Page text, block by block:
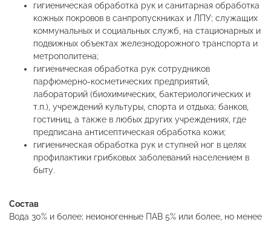
гигиеническая обработка рук и санитарная обработка
кожных покровов в санпропускниках и ЛПУ; служащих
коммунальных и социальных служб, на стационарных и
подвижных объектах железнодорожного транспорта и
метрополитена;
гигиеническая обработка рук сотрудников
парфюмерно-косметических предприятий,
лабораторий (биохимических, бактериологических и
т.п.), учреждений культуры, спорта и отдыха; банков,
гостиниц, а также в любых других учреждениях, где
предписана антисептическая обработка кожи;
гигиеническая обработка рук и ступней ног в целях
профилактики грибковых заболеваний населением в
быту.
Состав
Вода 30% и более; неионогенные ПАВ 5% или более, но менее